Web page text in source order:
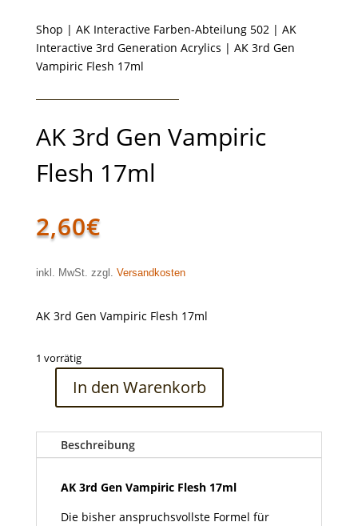
Shop | AK Interactive Farben-Abteilung 502| AK
Interactive 3rd Generation Acrylics | AK 3rd Gen
Vampiric Flesh 17ml
AK 3rd Gen Vampiric
Flesh 17ml
2,60€
inkl. MwSt. zzgl. Versandkosten
AK 3rd Gen Vampiric Flesh 17ml
1 vorrätig
Gen
Vampiric
17ml
In den Warenkorb
Beschreibung
AK 3rd Gen Vampiric Flesh 17ml
Die bisher anspruchsvollste Formel für